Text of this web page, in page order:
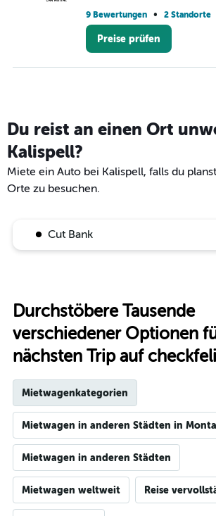
9 Bewertungen • 2 Standorte
Preise prüfen
Du reist an einen Ort
Kalispell?
Miete ein Auto bei Kalispell, falls du
Orte zu besuchen.
Cut Bank
Durchstöbere Tausende
verschiedener Optionen
nächsten Trip auf
Mietwagenkategorien
Mietwagen in anderen Städten in
Mietwagen in anderen Städten
Mietwagen weltweit Reise